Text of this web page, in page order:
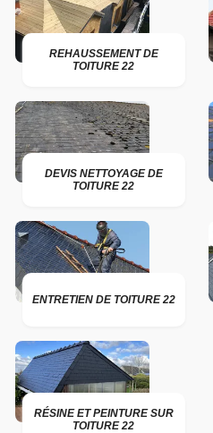
REHAUSSEMENT DE
TOITURE 22
DEVIS NETTOYAGE DE
TOITURE 22
ENTRETIEN DE TOITURE 22
RÉSINE ET PEINTURE SUR
TOITURE 22